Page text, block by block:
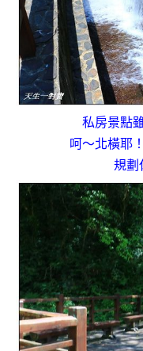
私房景點
呵～北橫耶
規劃